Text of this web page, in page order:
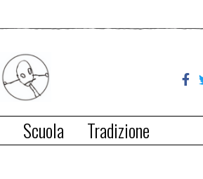
Scuola Tradizione